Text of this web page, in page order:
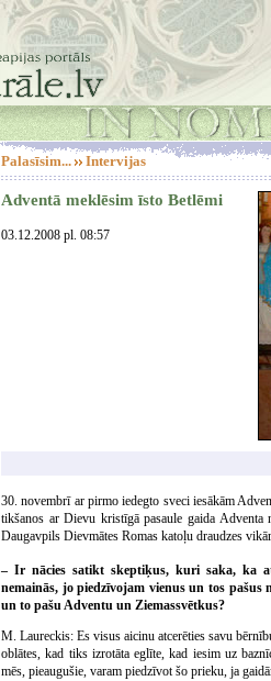
Palasīsim... Intervijas
Adventā meklēsim īsto Betlēmi
03.12.2008 pl. 08:57
30. novembrī ar pirmo iedegto sveci iesākām
tikšanos ar Dievu kristīgā pasaule gaida Adventa
Daugavpils Dievmātes Romas katoļu draudzes
– Ir nācies satikt skeptiķus, kuri saka, ka
nemainās, jo piedzīvojam vienus un tos
un to pašu Adventu un Ziemassvētkus?
M. Laureckis: Es visus aicinu atcerēties savu
oblātes, kad tiks izrotāta eglīte, kad iesim uz
mēs, pieaugušie, varam piedzīvot šo prieku, ja